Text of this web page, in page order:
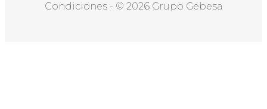
Condiciones - © 2026 Grupo Gebesa